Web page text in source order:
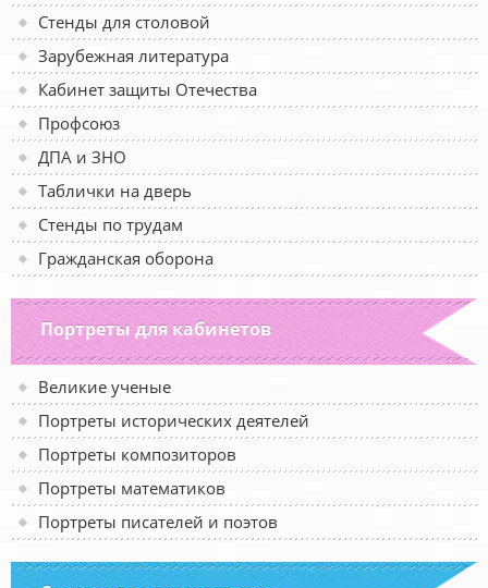
Стенды для столовой
Зарубежная литература
Кабинет защиты Отечества
Профсоюз
ДПА и ЗНО
Таблички на дверь
Стенды по трудам
Гражданская оборона
Портреты для кабинетов
Великие ученые
Портреты исторических деятелей
Портреты композиторов
Портреты математиков
Портреты писателей и поэтов